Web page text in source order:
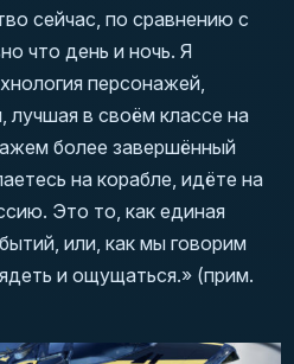
сейчас, по сравнению с
что день и ночь. Я
персонажей,
в своём классе на
более завершённый
на корабле, идёте на
Это то, как единая
или, как мы говорим
и ощущаться.» (прим.